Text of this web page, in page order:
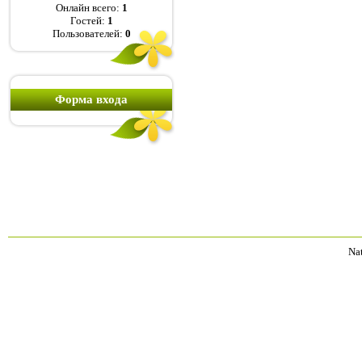
Онлайн всего: 1
Гостей: 1
Пользователей: 0
Форма входа